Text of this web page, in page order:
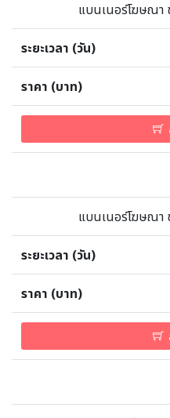
ภาษาญี่ปุ่น
แบนเนอร์โฆษณา
แบนเนอร์โฆษณา